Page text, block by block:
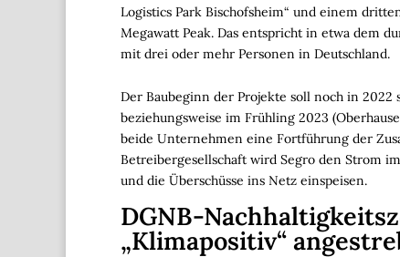
Logistics Park Bischofsheim“ und einem
Megawatt Peak. Das entspricht in etwa dem
mit drei oder mehr Personen in Deutschland.
Der Baubeginn der Projekte soll noch in 2022
beziehungsweise im Frühling 2023
beide Unternehmen eine Fortführung der
Betreibergesellschaft wird Segro den Strom
und die Überschüsse ins Netz einspeisen.
DGNB-
„Klimapositiv“